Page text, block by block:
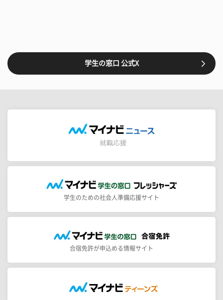
学生の窓口 公式X
学生のための社会人準備応援サイト
合宿免許が申込める情報サイト